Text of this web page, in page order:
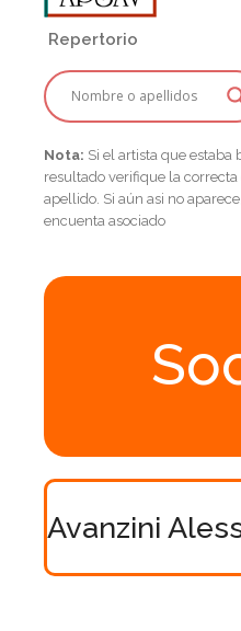
Repertorio
Nota: Si el artista que estaba
resultado verifique la
apellido. Si aún asi no
encuenta asociado
Avanzini